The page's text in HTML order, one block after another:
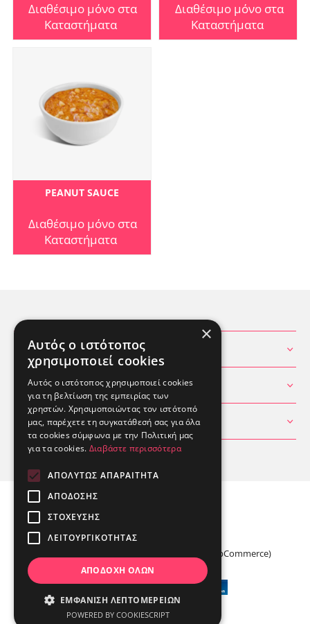
Διαθέσιμο μόνο στα
Καταστήματα
Διαθέσιμο μόνο στα
Καταστήματα
PEANUT SAUCE
Διαθέσιμο μόνο στα
Καταστήματα
ΧΡΗΣΙΜΕΣ ΠΛΗΡΟΦΟΡΙΕΣ
ΘΕΣ ΒΟΗΘΕΙΑ
ΛΟΓΑΡΙΑΣΜΟΣ
(nopCommerce)
© NoodleBar 2026 Σύνταγμα
×
Αυτός ο ιστότοπος
χρησιμοποιεί cookies
Αυτός ο ιστότοπος χρησιμοποιεί cookies
για τη βελτίωση της εμπειρίας των
χρηστών. Χρησιμοποιώντας τον ιστότοπό
μας, παρέχετε τη συγκατάθεσή σας για όλα
τα cookies σύμφωνα με την Πολιτική μας
για τα cookies. Διαβάστε περισσότερα
ΑΠΟΛΎΤΩΣ ΑΠΑΡΑΊΤΗΤΑ
ΑΠΌΔΟΣΗΣ
ΣΤΌΧΕΥΣΗΣ
ΛΕΙΤΟΥΡΓΙΚΌΤΗΤΑΣ
ΑΠΟΔΟΧΉ ΌΛΩΝ
ΕΜΦΆΝΙΣΗ ΛΕΠΤΟΜΕΡΕΙΏΝ
POWERED BY COOKIESCRIPT